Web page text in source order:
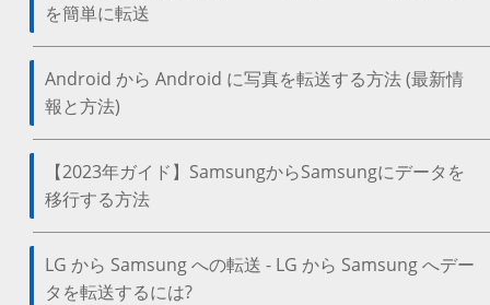
を簡単に転送
Android から Android に写真を転送する方法 (最新情
報と方法)
【2023年ガイド】SamsungからSamsungにデータを
移行する方法
LG から Samsung への転送 - LG から Samsung へデー
タを転送するには?